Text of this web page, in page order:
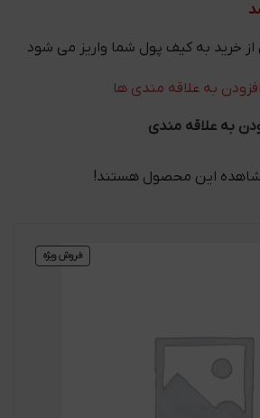
افزودن به علاقه مندی ها
به علاقه مندی
این محصول هستند!
فروش ویژه